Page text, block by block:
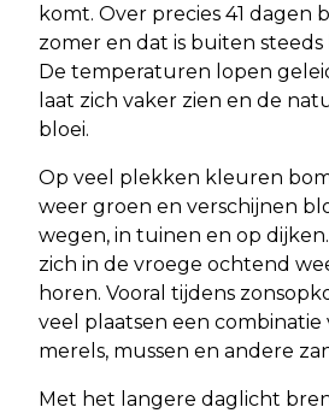
komt. Over precies 41 dagen
zomer en dat is buiten
De temperaturen lopen
laat zich vaker zien en de
bloei.
Op veel plekken kleuren
weer groen en verschijnen
wegen, in tuinen en op
zich in de vroege ochtend
horen. Vooral tijdens
veel plaatsen een
merels, mussen en andere
Met het langere daglicht